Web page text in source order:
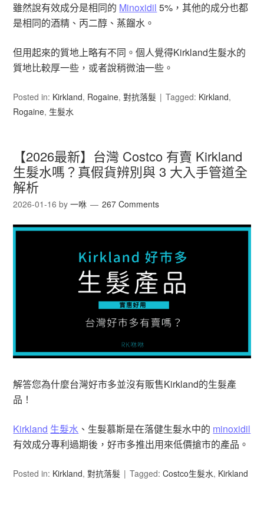
雖然說有效成分是相同的 Minoxidil 5%，其他的成分也都
是相同的酒精、丙二醇、蒸餾水。
但用起來的質地上略有不同。個人覺得Kirkland生髮水的
質地比較厚一些，或者說稍微油一些。
Posted in: Kirkland, Rogaine,對抗落髮 Tagged: Kirkland,
Rogaine, 生髮水
【2026最新】台灣 Costco 有賣 Kirkland
生髮水嗎？真假貨辨別與 3 大入手管道全
解析
2026-01-16 by一咻 267 Comments
解答您為什麼台灣好市多並沒有販售Kirkland的生髮產
品！
Kirkland 生髮水 、生髮慕斯是在落健生髮水中的 minoxidil
有效成分專利過期後，好市多推出用來低價搶市的產品。
Posted in: Kirkland,對抗落髮 Tagged:Costco生髮水, Kirkland